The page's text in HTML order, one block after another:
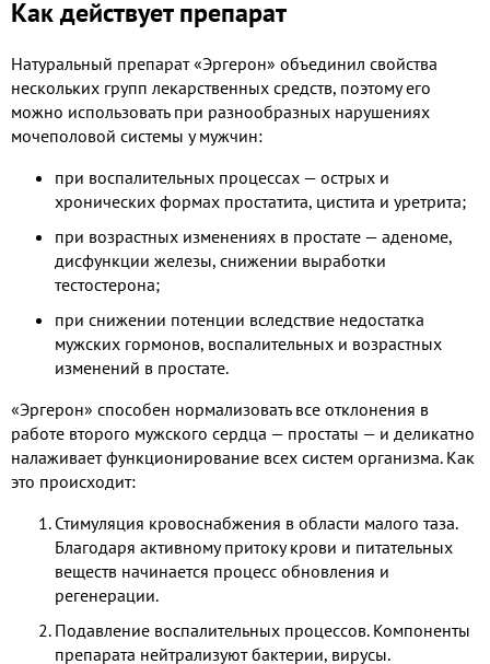
Как действует препарат
Натуральный препарат «Эргерон» объединил свойства
нескольких групп лекарственных средств, поэтому его
можно использовать при разнообразных нарушениях
мочеполовой системы у мужчин:
при воспалительных процессах — острых и
хронических формах простатита, цистита и уретрита;
при возрастных изменениях в простате — аденоме,
дисфункции железы, снижении выработки
тестостерона;
при снижении потенции вследствие недостатка
мужских гормонов, воспалительных и возрастных
изменений в простате.
«Эргерон» способен нормализовать все отклонения в
работе второго мужского сердца — простаты — и деликатно
налаживает функционирование всех систем организма. Как
это происходит:
Стимуляция кровоснабжения в области малого таза.
Благодаря активному притоку крови и питательных
веществ начинается процесс обновления и
регенерации.
Подавление воспалительных процессов. Компоненты
препарата нейтрализуют бактерии, вирусы.